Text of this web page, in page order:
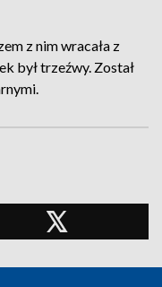
z nim wracała z
był trzeźwy. Został